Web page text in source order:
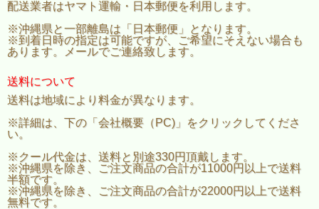
配送業者はヤマト運輸・日本郵便を利用します。
※沖縄県と一部離島は「日本郵便」となります。
※到着日時の指定は可能ですが、ご希望にそえない場合も
あります。メールでご連絡致します。
送料について
送料は地域により料金が異なります。
※詳細は、下の「会社概要（PC)」をクリックしてくださ
い。
※クール代金は、送料と別途330円頂戴します。
※沖縄県を除き、ご注文商品の合計が11000円以上で送料
半額です。
※沖縄県を除き、ご注文商品の合計が22000円以上で送料
無料です。